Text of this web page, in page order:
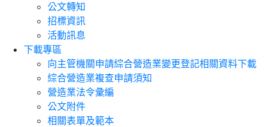
公文轉知
招標資訊
活動訊息
下載專區
向主管機關申請綜合營造業變更登記相關資料下載
綜合營造業複查申請須知
營造業法令彙編
公文附件
相關表單及範本